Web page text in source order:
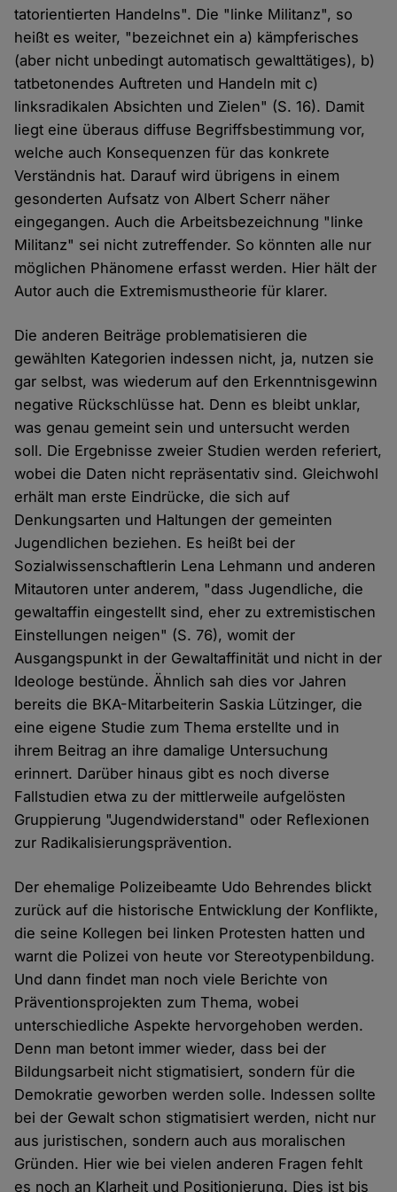
tatorientierten Handelns". Die "linke Militanz", so
heißt es weiter, "bezeichnet ein a) kämpferisches
(aber nicht unbedingt automatisch gewalttätiges), b)
tatbetonendes Auftreten und Handeln mit c)
linksradikalen Absichten und Zielen" (S. 16). Damit
liegt eine überaus diffuse Begriffsbestimmung vor,
welche auch Konsequenzen für das konkrete
Verständnis hat. Darauf wird übrigens in einem
gesonderten Aufsatz von Albert Scherr näher
eingegangen. Auch die Arbeitsbezeichnung "linke
Militanz" sei nicht zutreffender. So könnten alle nur
möglichen Phänomene erfasst werden. Hier hält der
Autor auch die Extremismustheorie für klarer.
Die anderen Beiträge problematisieren die
gewählten Kategorien indessen nicht, ja, nutzen sie
gar selbst, was wiederum auf den Erkenntnisgewinn
negative Rückschlüsse hat. Denn es bleibt unklar,
was genau gemeint sein und untersucht werden
soll. Die Ergebnisse zweier Studien werden referiert,
wobei die Daten nicht repräsentativ sind. Gleichwohl
erhält man erste Eindrücke, die sich auf
Denkungsarten und Haltungen der gemeinten
Jugendlichen beziehen. Es heißt bei der
Sozialwissenschaftlerin Lena Lehmann und anderen
Mitautoren unter anderem, "dass Jugendliche, die
gewaltaffin eingestellt sind, eher zu extremistischen
Einstellungen neigen" (S. 76), womit der
Ausgangspunkt in der Gewaltaffinität und nicht in der
Ideologe bestünde. Ähnlich sah dies vor Jahren
bereits die BKA-Mitarbeiterin Saskia Lützinger, die
eine eigene Studie zum Thema erstellte und in
ihrem Beitrag an ihre damalige Untersuchung
erinnert. Darüber hinaus gibt es noch diverse
Fallstudien etwa zu der mittlerweile aufgelösten
Gruppierung "Jugendwiderstand" oder Reflexionen
zur Radikalisierungsprävention.
Der ehemalige Polizeibeamte Udo Behrendes blickt
zurück auf die historische Entwicklung der Konflikte,
die seine Kollegen bei linken Protesten hatten und
warnt die Polizei von heute vor Stereotypenbildung.
Und dann findet man noch viele Berichte von
Präventionsprojekten zum Thema, wobei
unterschiedliche Aspekte hervorgehoben werden.
Denn man betont immer wieder, dass bei der
Bildungsarbeit nicht stigmatisiert, sondern für die
Demokratie geworben werden solle. Indessen sollte
bei der Gewalt schon stigmatisiert werden, nicht nur
aus juristischen, sondern auch aus moralischen
Gründen. Hier wie bei vielen anderen Fragen fehlt
es noch an Klarheit und Positionierung. Dies ist bis